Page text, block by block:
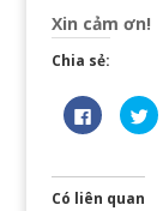
Xin cảm ơn!
Chia sẻ:
N
h
à
o
B
ấ
Có liên quan